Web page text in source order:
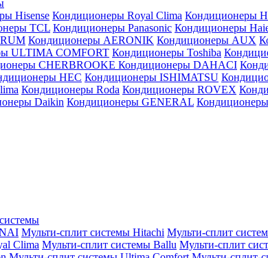
Hisense Кондиционеры Royal Clima Кондиционеры
TCL Кондиционеры Panasonic Кондиционеры
Кондиционеры AERONIK Кондиционеры AUX
ULTIMA COMFORT Кондиционеры Toshiba
CHERBROOKE Кондиционеры DAHACI
HEC Кондиционеры ISHIMATSU
Кондиционеры Roda Кондиционеры ROVEX
Daikin Кондиционеры GENERAL
Мульти-сплит системы Hitachi Мульти-сплит
Clima Мульти-сплит системы Ballu Мульти-сплит